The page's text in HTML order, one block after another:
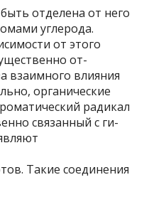
от­делена от него
углерода.
от этого
от­
взаимного влияния
органические
радикал
связанный с ги­
Такие соединения